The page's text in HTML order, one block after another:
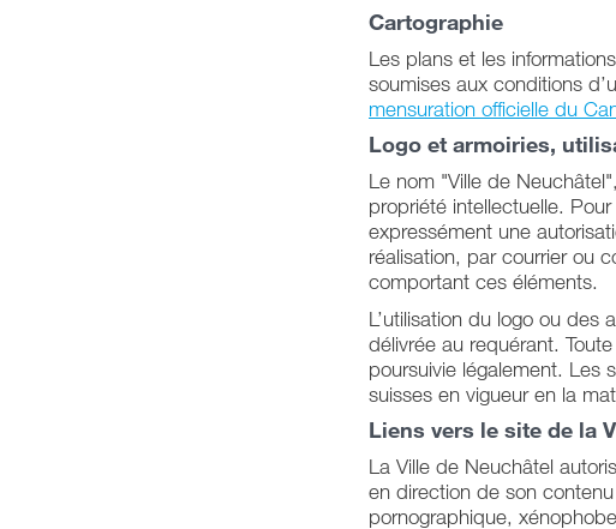
Cartographie
Les plans et les
soumises aux conditions
mensuration officielle du
Logo et armoiries,
Le nom "Ville de
propriété intellectuelle.
expressément une
réalisation, par courrier ou
comportant ces éléments.
L’utilisation du logo ou des
délivrée au requérant.
poursuivie légalement. Les
suisses en vigueur en la
Liens vers le site de la
La Ville de Neuchâtel
en direction de son
pornographique,